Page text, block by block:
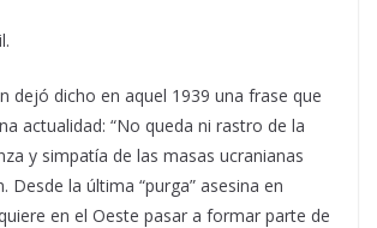
dejó dicho en aquel 1939 una frase que
actualidad: “No queda ni rastro de la
y simpatía de las masas ucranianas
Desde la última “purga” asesina en
en el Oeste pasar a formar parte de